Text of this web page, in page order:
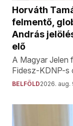
Horváth
felmentő,
András
elő
A Magyar Jelen
Fidesz-KDNP-s
BELFÖLD2026. aug.